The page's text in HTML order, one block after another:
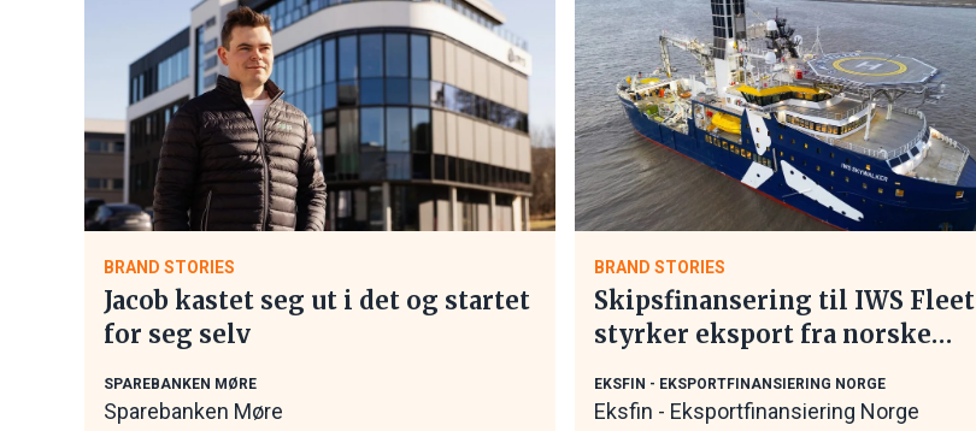
BRAND STORIES
Jacob kastet seg ut i det og startet
for seg selv
SPAREBANKEN MØRE
Sparebanken Møre
BRAND STORIES
Skipsfinansering til IWS Fleet
styrker eksport fra norske
EKSFIN - EKSPORTFINANSIERING NORGE
Eksfin - Eksportfinansiering Norge